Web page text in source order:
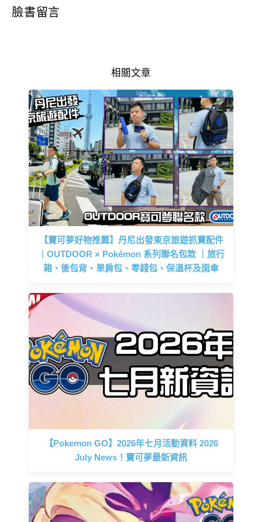
臉書留言
相關文章
【寶可夢好物推薦】丹尼出發東京旅遊抓寶配件
｜OUTDOOR × Pokémon 系列聯名包款 ｜旅行
箱、後包背、單肩包、零錢包、保溫杯及雨傘
【Pokemon GO】2026年七月活動資料 2026
July News！寶可夢最新資訊